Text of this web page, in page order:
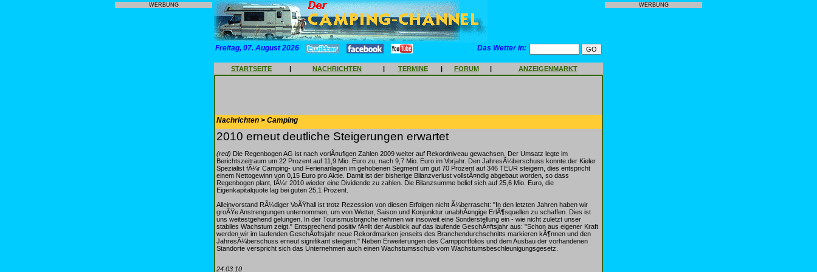
WERBUNG
Freitag, 07. August 2026 Das Wetter in:
STARTSEITE | NACHRICHTEN | TERMINE | FORUM | ANZEIGENMARKT
Nachrichten > Camping
2010 erneut deutliche Steigerungen erwartet
(red) Die Regenbogen AG ist nach vorlÃ¤ufigen Zahlen 2009 weiter auf Rekordniveau gewachsen. Der Umsatz legte im
Berichtszeitraum um 22 Prozent auf 11,9 Mio. Euro zu, nach 9,7 Mio. Euro im Vorjahr. Den JahresÃ¼berschuss konnte der Kieler
Spezialist fÃ¼r Camping- und Ferienanlagen im gehobenen Segment um gut 70 Prozent auf 346 TEUR steigern, dies entspricht
einem Nettogewinn von 0,15 Euro pro Aktie. Damit ist der bisherige Bilanzverlust vollstÃ¤ndig abgebaut worden, so dass
Regenbogen plant, fÃ¼r 2010 wieder eine Dividende zu zahlen. Die Bilanzsumme belief sich auf 25,6 Mio. Euro, die
Eigenkapitalquote lag bei guten 25,1 Prozent.
Alleinvorstand RÃ¼diger VoÃŸhall ist trotz Rezession von diesen Erfolgen nicht Ã¼berrascht: "In den letzten Jahren haben wir
groÃŸe Anstrengungen unternommen, um von Wetter, Saison und Konjunktur unabhÃ¤ngige ErlÃ¶squellen zu schaffen. Dies ist
uns weitestgehend gelungen. In der Tourismusbranche nehmen wir insoweit eine Sonderstellung ein - wie nicht zuletzt unser
stabiles Wachstum zeigt." Entsprechend positiv fÃ¤llt der Ausblick auf das laufende GeschÃ¤ftsjahr aus: "Schon aus eigener Kraft
werden wir im laufenden GeschÃ¤ftsjahr neue Rekordmarken jenseits des Branchendurchschnitts markieren kÃ¶nnen und den
JahresÃ¼berschuss erneut signifikant steigern." Neben Erweiterungen des Campportfolios und dem Ausbau der vorhandenen
Standorte verspricht sich das Unternehmen auch einen Wachstumsschub vom Wachstumsbeschleunigungsgesetz.
24.03.10
WERBUNG